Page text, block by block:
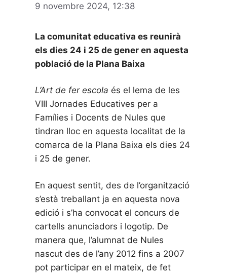
9 novembre 2024, 12:38
La comunitat educativa es reunirà
els dies 24 i 25 de gener en aquesta
població de la Plana Baixa
L’Art de fer escola és el lema de les
VIII Jornades Educatives per a
Famílies i Docents de Nules que
tindran lloc en aquesta localitat de la
comarca de la Plana Baixa els dies 24
i 25 de gener.
En aquest sentit, des de l’organització
s’està treballant ja en aquesta nova
edició i s’ha convocat el concurs de
cartells anunciadors i logotip. De
manera que, l’alumnat de Nules
nascut des de l’any 2012 fins a 2007
pot participar en el mateix, de fet